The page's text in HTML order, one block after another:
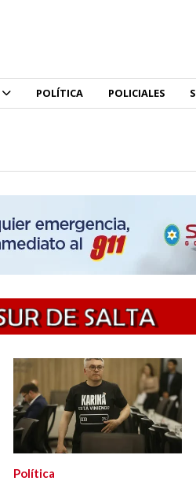
POLÍTICA POLICIALES
Política